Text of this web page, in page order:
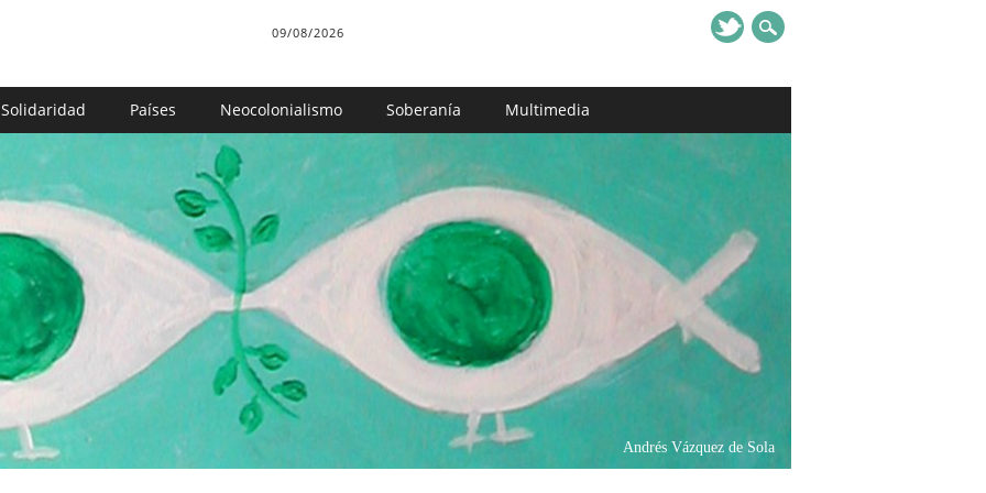
09/08/2026
Solidaridad Países Neocolonialismo Soberanía Multimedia
Andrés Vázquez de Sola